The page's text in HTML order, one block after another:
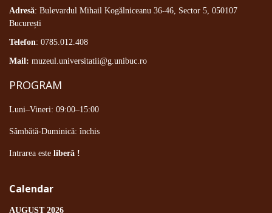
Adresă: Bulevardul Mihail Kogălniceanu 36-46, Sector 5, 050107
București
Telefon: 0785.012.408
Mail: muzeul.universitatii@g.unibuc.ro
PROGRAM
Luni–Vineri: 09:00–15:00
Sâmbătă-Duminică: închis
Intrarea este liberă !
Calendar
AUGUST 2026